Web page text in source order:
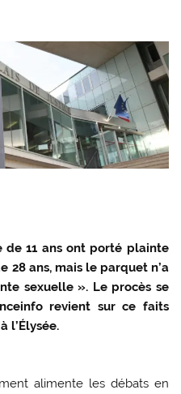
de 11 ans ont porté plainte
28 ans, mais le parquet n’a
sexuelle ». Le procès se
revient sur ce faits
l’Élysée.
alimente les débats en